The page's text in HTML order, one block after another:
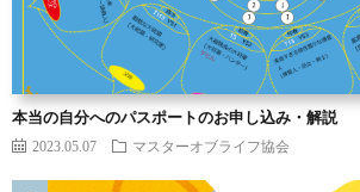
本当の自分へのパスポートのお申し込み・解説
2023.05.07 マスターオブライフ協会